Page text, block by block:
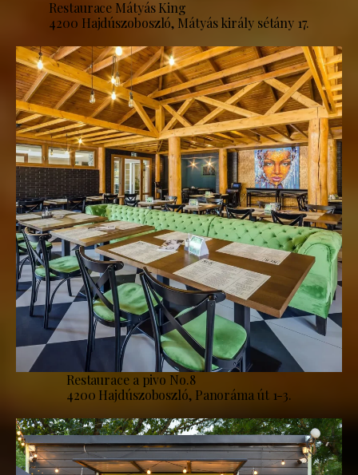
Restaurace Mátyás King
4200 Hajdúszoboszló, Mátyás király sétány 17.
Restaurace a pivo No.8
4200 Hajdúszoboszló, Panoráma út 1-3.